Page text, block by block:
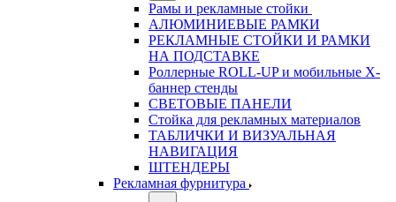
Рамы и рекламные стойки
АЛЮМИНИЕВЫЕ РАМКИ
РЕКЛАМНЫЕ СТОЙКИ И РАМКИ
НА ПОДСТАВКЕ
Роллерные ROLL-UP и мобильные X-
баннер стенды
СВЕТОВЫЕ ПАНЕЛИ
Стойка для рекламных материалов
ТАБЛИЧКИ И ВИЗУАЛЬНАЯ
НАВИГАЦИЯ
ШТЕНДЕРЫ
Рекламная фурнитура